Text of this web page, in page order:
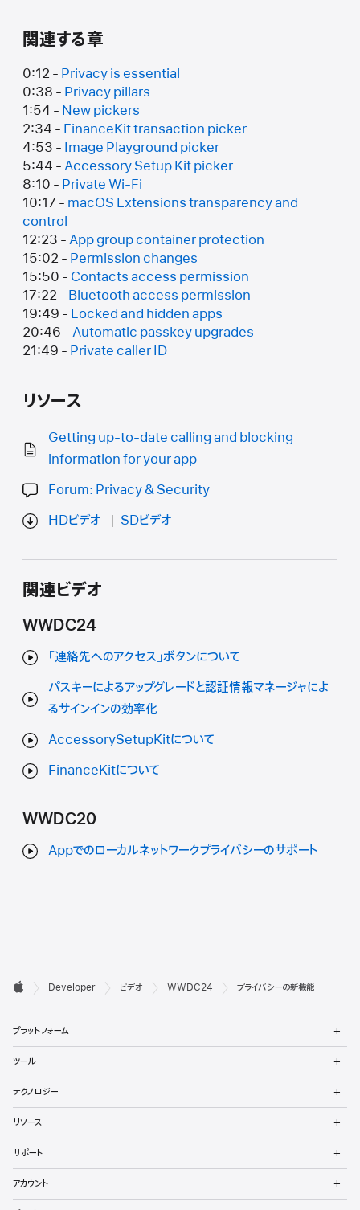
関連する章
0:12 - Privacy is essential
0:38 - Privacy pillars
1:54 - New pickers
2:34 - FinanceKit transaction picker
4:53 - Image Playground picker
5:44 - Accessory Setup Kit picker
8:10 - Private Wi-Fi
10:17 - macOS Extensions transparency and
control
12:23 - App group container protection
15:02 - Permission changes
15:50 - Contacts access permission
17:22 - Bluetooth access permission
19:49 - Locked and hidden apps
20:46 - Automatic passkey upgrades
21:49 - Private caller ID
リソース
Getting up-to-date calling and blocking
information for your app
Forum: Privacy & Security
HDビデオ
SDビデオ
関連ビデオ
WWDC24
「連絡先へのアクセス」ボタンについて
パスキーによるアップグレードと認証情報マネージャによ
るサインインの効率化
AccessorySetupKitについて
FinanceKitについて
WWDC20
Appでのローカルネットワークプライバシーのサポート
デ
ベ
ロ
ッ
パ
向
け
フ
ッ

Developer ビデオ WWDC24 プライバシーの新機能
プラットフォーム
ュ
を
く
ツール
ュ
を
く
テクノロジー
ュ
を
く
リソース
ュ
を
く
サポート
ュ
を
アカウント
ュ